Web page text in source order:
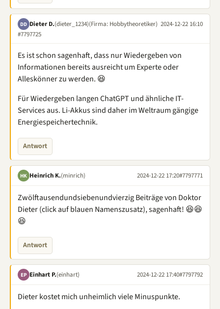
DD Dieter D.(dieter_1234)(Firma: Hobbytheoretiker) 2024-12-22 16:10
#7797725
Es ist schon sagenhaft, dass nur Wiedergeben von
Informationen bereits ausreicht um Experte oder
Alleskönner zu werden. 😆
Für Wiedergeben langen ChatGPT und ähnliche IT-
Services aus. Li-Akkus sind daher im Weltraum gängige
Energiespeichertechnik.
Antwort
HK Heinrich K.(minrich) 2024-12-22 17:20#7797771
Zwölftausendundsiebenundvierzig Beiträge von Doktor
Dieter (click auf blauen Namenszusatz), sagenhaft! 😆😆
😆
Antwort
EP Einhart P.(einhart) 2024-12-22 17:40#7797792
Dieter kostet mich unheimlich viele Minuspunkte.